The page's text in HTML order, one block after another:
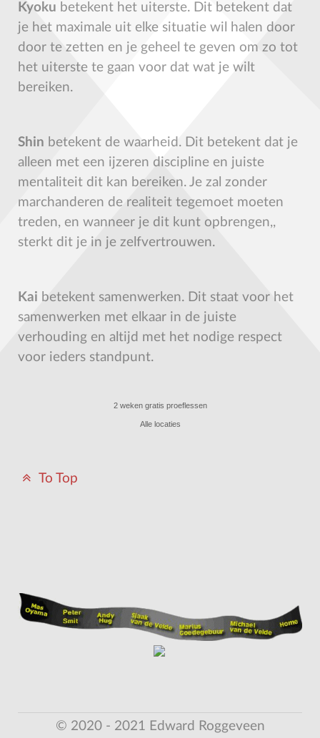
Kyoku betekent het uiterste. Dit betekent dat
je het maximale uit elke situatie wil halen door
door te zetten en je geheel te geven om zo tot
het uiterste te gaan voor dat wat je wilt
bereiken.
Shin betekent de waarheid. Dit betekent dat je
alleen met een ijzeren discipline en juiste
mentaliteit dit kan bereiken. Je zal zonder
marchanderen de realiteit tegemoet moeten
treden, en wanneer je dit kunt opbrengen,,
sterkt dit je in je zelfvertrouwen.
Kai betekent samenwerken. Dit staat voor het
samenwerken met elkaar in de juiste
verhouding en altijd met het nodige respect
voor ieders standpunt.
2 weken gratis proeflessen
Alle locaties
To Top
© 2020 - 2021 Edward Roggeveen